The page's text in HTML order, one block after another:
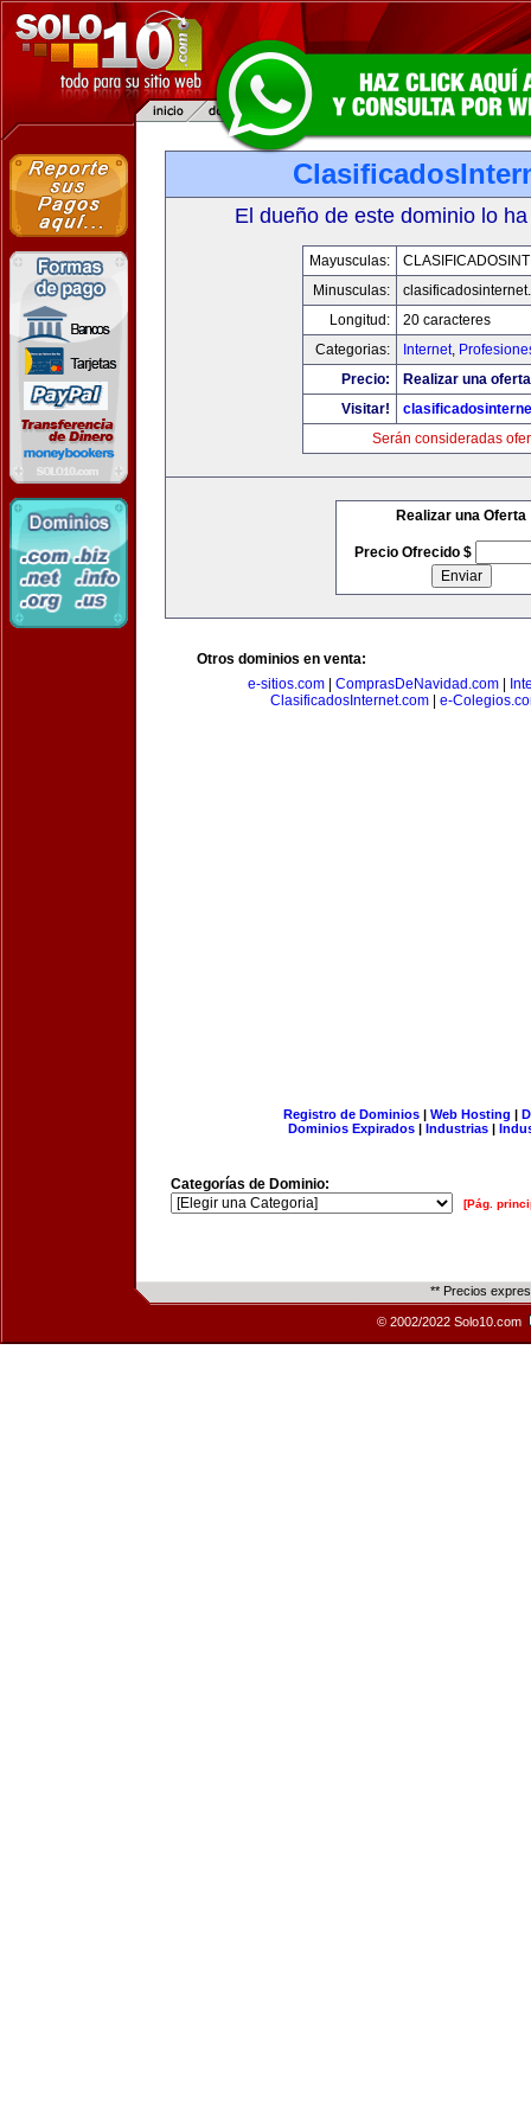
El dueño de este dominio lo
Mayusculas:
Minusculas:
Longitud:
20 caracteres
Categorias:
Internet,
Precio:
Realizar una
Visitar!
Serán consideradas
Realizar una Oferta
Precio Ofrecido $
Otros dominios en venta:
e-sitios.com| ComprasDeNavidad.com|
ClasificadosInternet.com| e-
Registro de Dominios| Web Hosting |
Dominios Expirados | Industrias |
Categorías de Dominio:
[Pág.
** Precios
© 2002/2022 Solo10.com